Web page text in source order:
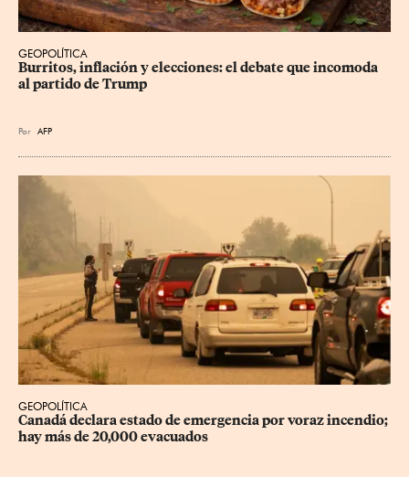
GEOPOLÍTICA
Burritos, inflación y elecciones: el debate que incomoda
al partido de Trump
Por AFP
GEOPOLÍTICA
Canadá declara estado de emergencia por voraz incendio;
hay más de 20,000 evacuados